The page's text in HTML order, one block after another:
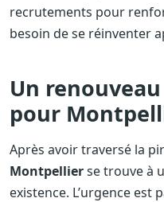
recrutements pour
besoin de se réinventer
Un
pour
Après avoir traversé la
Montpellierse trouve à
existence. L’urgence est